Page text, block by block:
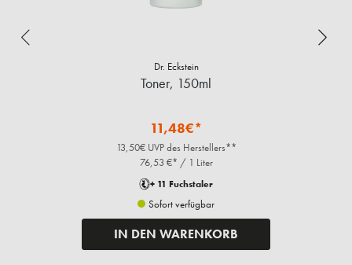
Dr. Eckstein
Toner, 150ml
11,48€*
13,50€ UVP des Herstellers**
76,53 €* / 1 Liter
+ 11 Fuchstaler
Sofort verfügbar
IN DEN WARENKORB